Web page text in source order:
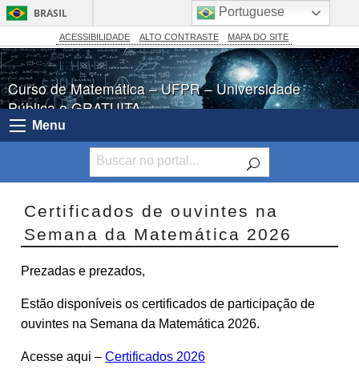
BRASIL
Simplifique!
Comunica BR
Participe
Acesso à informação
Canais
ACESSIBILIDADE ALTO CONTRASTE MAPA DO SITE
Curso de Matemática – UFPR – Universidade
Pública e GRATUITA
Menu
Certificados de ouvintes na
Semana da Matemática 2026
Prezadas e prezados,
Estão disponíveis os certificados de participação de
ouvintes na Semana da Matemática 2026.
Acesse aqui – Certificados 2026
Portuguese